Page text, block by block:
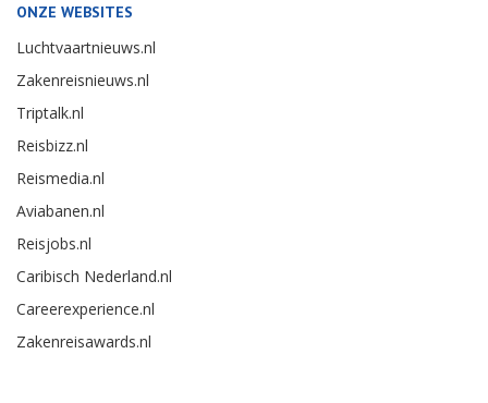
ONZE WEBSITES
Luchtvaartnieuws.nl
Zakenreisnieuws.nl
Triptalk.nl
Reisbizz.nl
Reismedia.nl
Aviabanen.nl
Reisjobs.nl
Caribisch Nederland.nl
Careerexperience.nl
Zakenreisawards.nl